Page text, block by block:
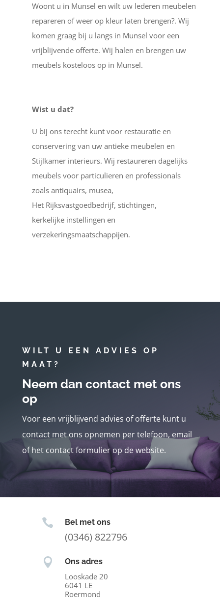
Woont u in Munsel en wilt uw lederen meubelen
repareren of weer op kleur laten brengen?. Wij
komen graag bij u langs in Munsel voor een
vrijblijvende offerte. Wij halen en brengen uw
meubels kosteloos op in Munsel.
Wist u dat?
U bij ons terecht kunt voor restauratie en
conservering van uw antieke meubelen en
Stijlkamer interieurs. Wij restaureren dagelijks
meubels voor particulieren en professionals
zoals antiquairs, musea,
Het Rijksvastgoedbedrijf, stichtingen,
kerkelijke instellingen en
verzekeringsmaatschappijen.
WILT U EEN ADVIES OP
MAAT?
Neem dan contact met ons
op
Voor een vrijblijvend advies of offerte kunt u
contact met ons opnemen per telefoon, email
of het contact formulier op de website.
 Bel met ons
(0346) 822796
 Ons adres
Looskade 20
6041 LE
Roermond